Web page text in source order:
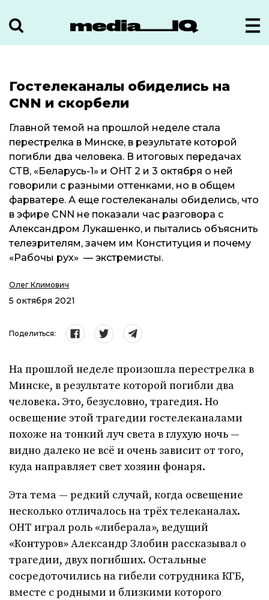
Гостелеканалы обиделись на
CNN и скорбели
Главной темой на прошлой неделе стала
перестрелка в Минске, в результате которой
погибли два человека. В итоговых передачах
СТВ, «Беларусь-1» и ОНТ 2 и 3 октября о ней
говорили с разными оттенками, но в общем
фарватере. А еще гостелеканалы обиделись, что
в эфире CNN не показали час разговора с
Александром Лукашенко, и пытались объяснить
телезрителям, зачем им Конституция и почему
«Рабочы рух» — экстремисты.
Олег Климович
5 октября 2021
Поделиться:
На прошлой неделе произошла перестрелка в
Минске, в результате которой погибли два
человека. Это, безусловно, трагедия. Но
освещение этой трагедии гостелеканалами
похоже на тонкий луч света в глухую ночь —
видно далеко не всё и очень зависит от того,
куда направляет свет хозяин фонаря.
Эта тема — редкий случай, когда освещение
несколько отличалось на трёх телеканалах.
ОНТ играл роль «либерала», ведущий
«Контуров» Александр Злобин рассказывал о
трагедии, двух погибших. Остальные
сосредоточились на гибели сотрудника КГБ,
вместе с родными и близкими которого